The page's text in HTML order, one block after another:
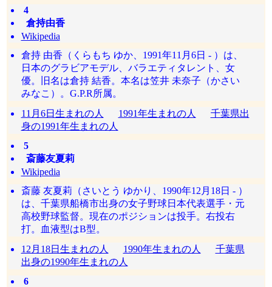
4
倉持由香
Wikipedia
倉持 由香（くらもち ゆか、1991年11月6日 - ）は、
日本のグラビアモデル、バラエティタレント、女
優。旧名は倉持 結香。本名は笠井 未奈子（かさい
みなこ）。G.P.R所属。
11月6日生まれの人
1991年生まれの人
千葉県出
身の1991年生まれの人
5
斎藤友夏莉
Wikipedia
斎藤 友夏莉（さいとう ゆかり、1990年12月18日 - ）
は、千葉県船橋市出身の女子野球日本代表選手・元
高校野球監督。現在のポジションは投手。右投右
打。血液型はB型。
12月18日生まれの人
1990年生まれの人
千葉県
出身の1990年生まれの人
6